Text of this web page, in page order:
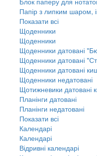
Папір з липким шаром,
Показати всі
Щоденники
Щоденники
Щоденники датовані
Щоденники датовані
Щоденники датовані
Щоденники недатовані
Щотижневики датовані
Планінги датовані
Планінги недатовані
Показати всі
Календарі
Календарі
Відривні календарі